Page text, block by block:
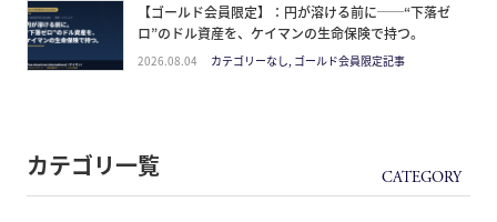
【ゴールド会員限定】：円が溶ける前に──“下落ゼ
ロ”のドル資産を、ケイマンの生命保険で持つ。
2026.08.04 カテゴリーなし, ゴールド会員限定記事
カテゴリ一覧